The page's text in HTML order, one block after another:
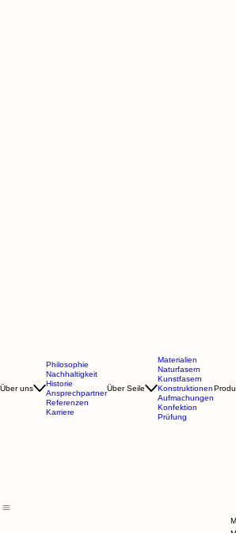
Philosophie
Nachhaltigkeit
Historie
Materialien
Naturfasern
Kunstfasern
Konstruktionen